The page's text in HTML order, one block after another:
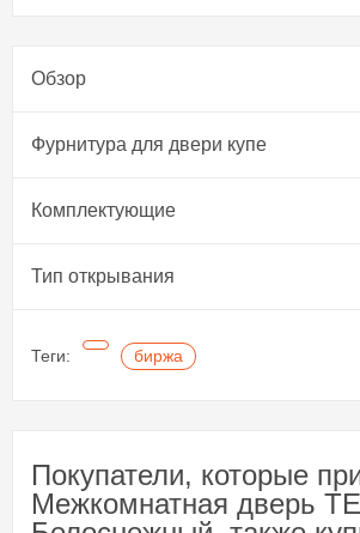
Обзор
Фурнитура для двери купе​
Комплектующие
Тип открывания
Теги: биржа
Покупатели, которые
Межкомнатная дверь